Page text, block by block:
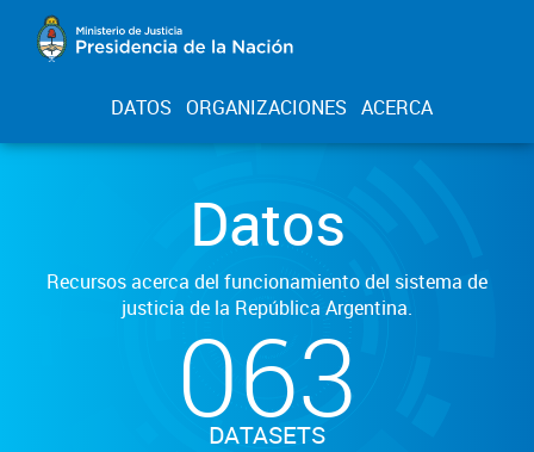
DATOS ORGANIZACIONES ACERCA
Datos
Recursos acerca del funcionamiento del sistema de
justicia de la República Argentina.
063
DATASETS